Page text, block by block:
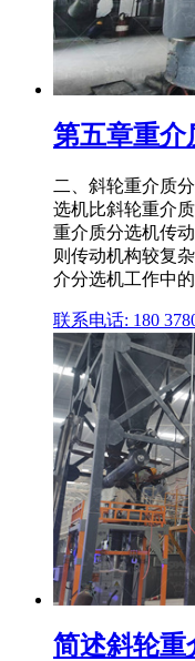
第五章重介
二、斜轮重介质
选机比斜轮重介
重介质分选机传
则传动机构较复
介分选机工作中
联系电话: 180
简述斜轮重